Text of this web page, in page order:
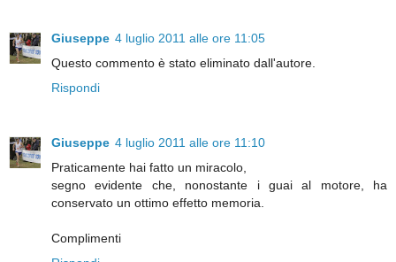
Giuseppe 4 luglio 2011 alle ore 11:05
Questo commento è stato eliminato dall'autore.
Rispondi
Giuseppe 4 luglio 2011 alle ore 11:10
Praticamente hai fatto un miracolo,
segno evidente che, nonostante i guai al motore, ha
conservato un ottimo effetto memoria.
Complimenti